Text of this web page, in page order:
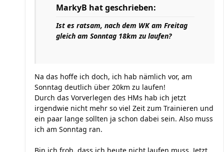
MarkyB hat geschrieben:
Ist es ratsam, nach dem WK am Freitag
gleich am Sonntag 18km zu laufen?
Na das hoffe ich doch, ich hab nämlich vor, am
Sonntag deutlich über 20km zu laufen!
Durch das Vorverlegen des HMs hab ich jetzt
irgendwie nicht mehr so viel Zeit zum Trainieren und
ein paar lange sollten ja schon dabei sein. Also muss
ich am Sonntag ran.